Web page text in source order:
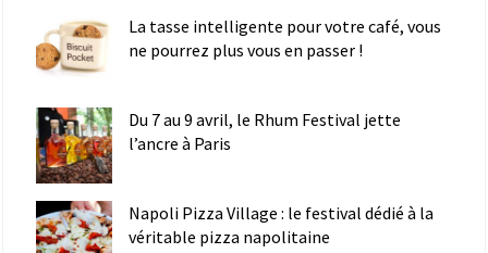
La tasse intelligente pour votre café, vous
ne pourrez plus vous en passer !
Du 7 au 9 avril, le Rhum Festival jette
l’ancre à Paris
Napoli Pizza Village : le festival dédié à la
véritable pizza napolitaine